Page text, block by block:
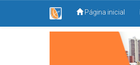
Página inicial